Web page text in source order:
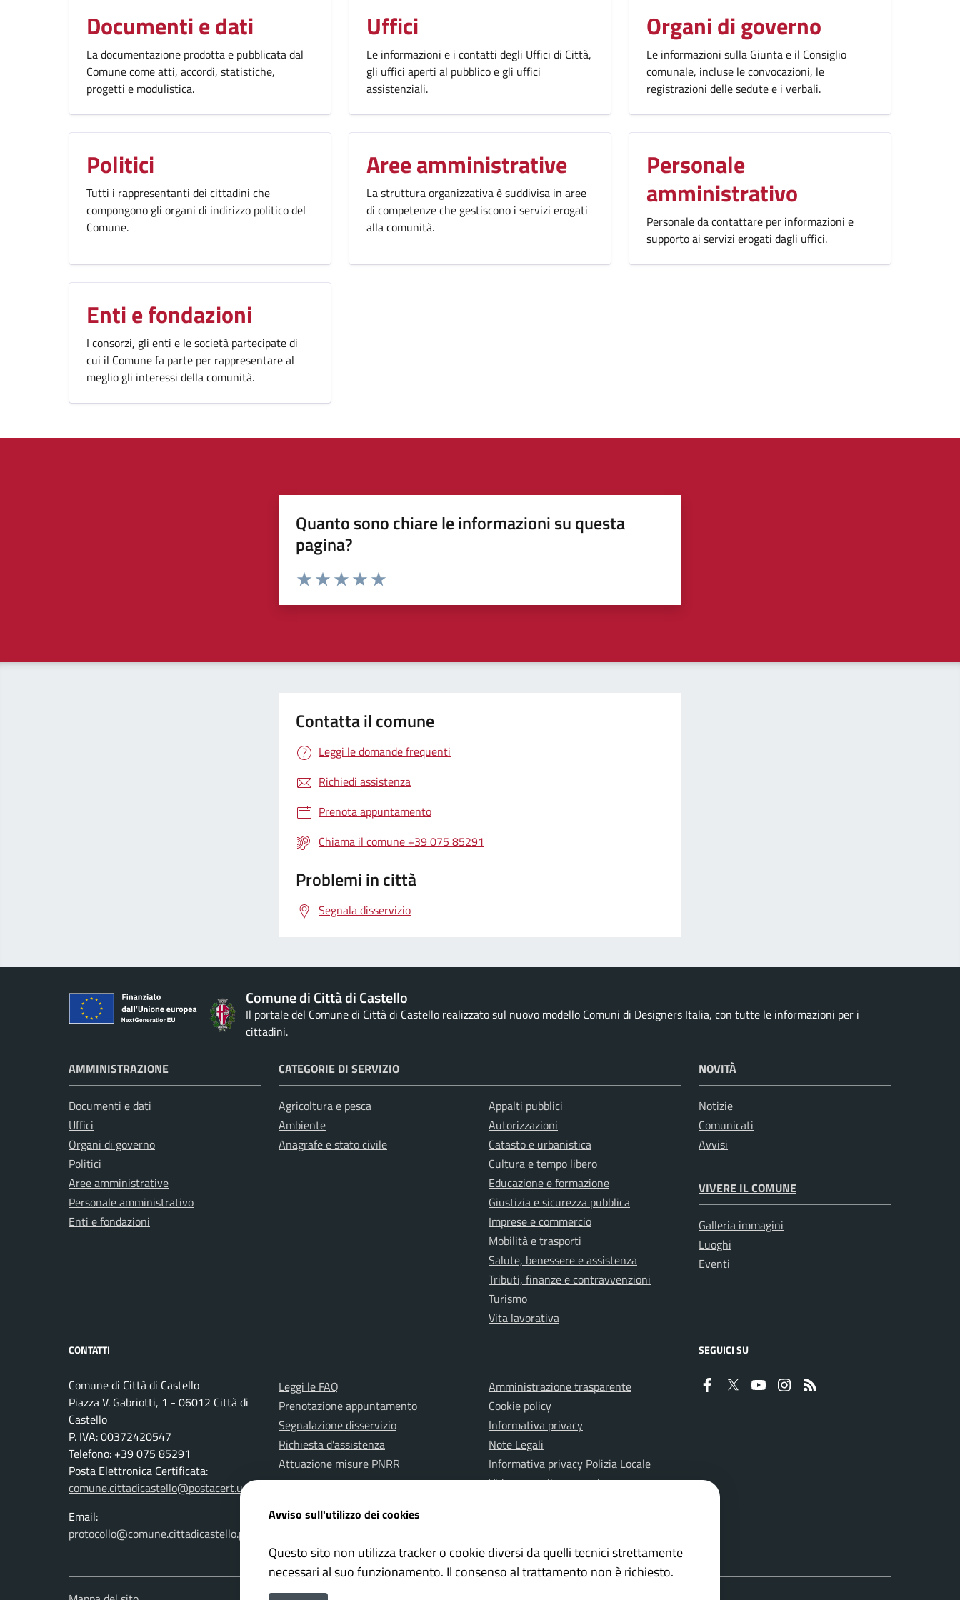
Documenti e dati
La documentazione prodotta e pubblicata dal
Comune come atti, accordi, statistiche,
progetti e modulistica.
Uffici
Le informazioni e i contatti degli Uffici di Città,
gli uffici aperti al pubblico e gli uffici
assistenziali.
Organi di governo
Le informazioni sulla Giunta e il Consiglio
comunale, incluse le convocazioni, le
registrazioni delle sedute e i verbali.
Politici
Tutti i rappresentanti dei cittadini che
compongono gli organi di indirizzo politico del
Comune.
Aree amministrative
La struttura organizzativa è suddivisa in aree
di competenze che gestiscono i servizi erogati
alla comunità.
Personale
amministrativo
Personale da contattare per informazioni e
supporto ai servizi erogati dagli uffici.
Enti e fondazioni
I consorzi, gli enti e le società partecipate di
cui il Comune fa parte per rappresentare al
meglio gli interessi della comunità.
Quanto sono chiare le informazioni su questa
pagina?
Valuta da 1 a 5 stelle la pagina
Contatta il comune
Leggi le domande frequenti
Richiedi assistenza
Prenota appuntamento
Chiama il comune +39 075 85291
Problemi in città
Segnala disservizio
Comune di Città di Castello
Il portale del Comune di Città di Castello realizzato sul nuovo modello Comuni di Designers Italia, con tutte le informazioni per i
cittadini.
AMMINISTRAZIONE
Documenti e dati
Uffici
Organi di governo
Politici
Aree amministrative
Personale amministrativo
Enti e fondazioni
CATEGORIE DI SERVIZIO
Agricoltura e pesca
Ambiente
Anagrafe e stato civile
Appalti pubblici
Autorizzazioni
Catasto e urbanistica
Cultura e tempo libero
Educazione e formazione
Giustizia e sicurezza pubblica
Imprese e commercio
Mobilità e trasporti
Salute, benessere e assistenza
Tributi, finanze e contravvenzioni
Turismo
Vita lavorativa
NOVITÀ
Notizie
Comunicati
Avvisi
VIVERE IL COMUNE
Galleria immagini
Luoghi
Eventi
CONTATTI
Comune di Città di Castello
Piazza V. Gabriotti, 1 - 06012 Città di
Castello
P. IVA: 00372420547
Telefono: +39 075 85291
Posta Elettronica Certificata:
comune.cittadicastello@postacert.umbria.it
Email:
protocollo@comune.cittadicastello.pg.it
Leggi le FAQ
Prenotazione appuntamento
Segnalazione disservizio
Richiesta d'assistenza
Attuazione misure PNRR
Amministrazione trasparente
Cookie policy
Informativa privacy
Note Legali
Informativa privacy Polizia Locale
Videosorveglianza e privacy
SEGUICI SU
Faceboook
Twitter YoutubeInstagram
Avviso sull'utilizzo dei cookies
Questo sito non utilizza tracker o cookie diversi da quelli tecnici strettamente
necessari al suo funzionamento. Il consenso al trattamento non è richiesto.